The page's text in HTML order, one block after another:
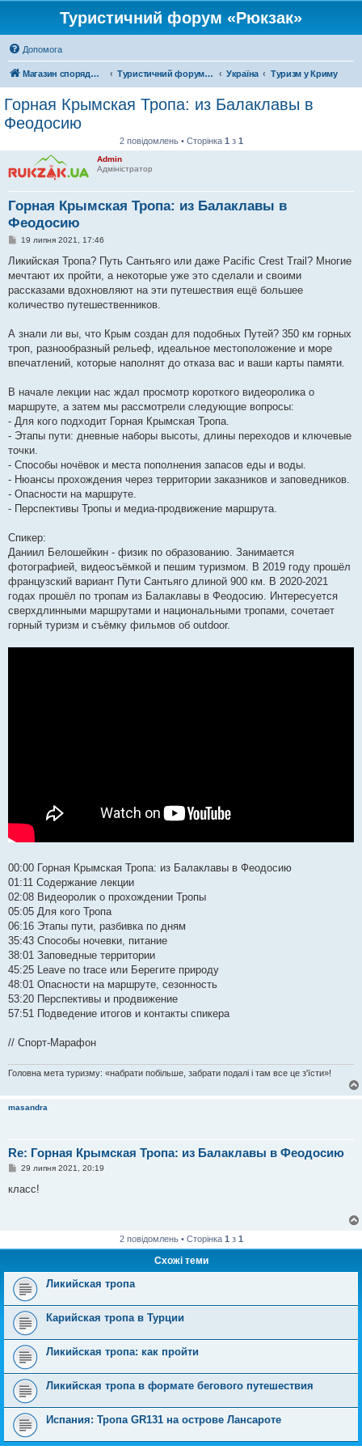
Туристичний форум «Рюкзак»
Допомога
Магазин спорядження Туристичний форум «Рюкзак» Україна Туризм у Криму
Горная Крымская Тропа: из Балаклавы в
Феодосию
2 повідомлень • Сторінка 1 з 1
Admin
Адміністратор
Горная Крымская Тропа: из Балаклавы в
Феодосию
П
в
д
о
л
н
я
19 липня 2021, 17:46
Ликийская Тропа? Путь Сантьяго или даже Pacific Crest Trail? Многие
мечтают их пройти, а некоторые уже это сделали и своими
рассказами вдохновляют на эти путешествия ещё большее
количество путешественников.
А знали ли вы, что Крым создан для подобных Путей? 350 км горных
троп, разнообразный рельеф, идеальное местоположение и море
впечатлений, которые наполнят до отказа вас и ваши карты памяти.
В начале лекции нас ждал просмотр короткого видеоролика о
маршруте, а затем мы рассмотрели следующие вопросы:
- Для кого подходит Горная Крымская Тропа.
- Этапы пути: дневные наборы высоты, длины переходов и ключевые
точки.
- Способы ночёвок и места пополнения запасов еды и воды.
- Нюансы прохождения через территории заказников и заповедников.
- Опасности на маршруте.
- Перспективы Тропы и медиа-продвижение маршрута.
Спикер:
Даниил Белошейкин - физик по образованию. Занимается
фотографией, видеосъёмкой и пешим туризмом. В 2019 году прошёл
французский вариант Пути Сантьяго длиной 900 км. В 2020-2021
годах прошёл по тропам из Балаклавы в Феодосию. Интересуется
сверхдлинными маршрутами и национальными тропами, сочетает
горный туризм и съёмку фильмов об outdoor.
00:00 Горная Крымская Тропа: из Балаклавы в Феодосию
01:11 Содержание лекции
02:08 Видеоролик о прохождении Тропы
05:05 Для кого Тропа
06:16 Этапы пути, разбивка по дням
35:43 Способы ночевки, питание
38:01 Заповедные территории
45:25 Leave no trace или Берегите природу
48:01 Опасности на маршруте, сезонность
53:20 Перспективы и продвижение
57:51 Подведение итогов и контакты спикера
// Спорт-Марафон
Головна мета туризму: «набрати побільше, забрати подалі і там все це з'їсти»!
masandra
Re: Горная Крымская Тропа: из Балаклавы в Феодосию
П
в
я
29 липня 2021, 20:19
класс!
2 повідомлень • Сторінка 1 з 1
Схожі теми
Ликийская тропа
Карийская тропа в Турции
Ликийская тропа: как пройти
Ликийская тропа в формате бегового путешествия
Испания: Тропа GR131 на острове Лансароте